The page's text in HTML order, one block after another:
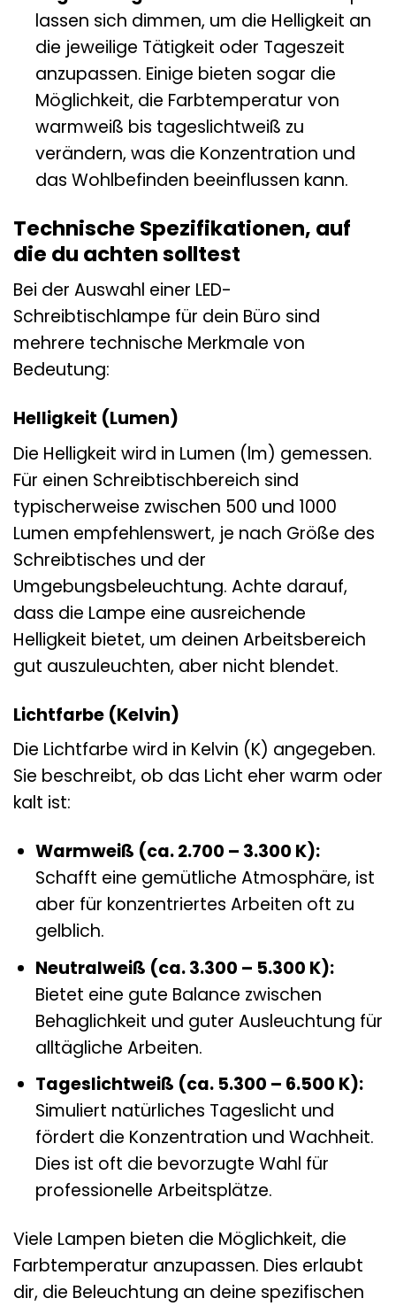
lassen sich dimmen, um die Helligkeit an
die jeweilige Tätigkeit oder Tageszeit
anzupassen. Einige bieten sogar die
Möglichkeit, die Farbtemperatur von
warmweiß bis tageslichtweiß zu
verändern, was die Konzentration und
das Wohlbefinden beeinflussen kann.
Technische Spezifikationen, auf
die du achten solltest
Bei der Auswahl einer LED-
Schreibtischlampe für dein Büro sind
mehrere technische Merkmale von
Bedeutung:
Helligkeit (Lumen)
Die Helligkeit wird in Lumen (lm) gemessen.
Für einen Schreibtischbereich sind
typischerweise zwischen 500 und 1000
Lumen empfehlenswert, je nach Größe des
Schreibtisches und der
Umgebungsbeleuchtung. Achte darauf,
dass die Lampe eine ausreichende
Helligkeit bietet, um deinen Arbeitsbereich
gut auszuleuchten, aber nicht blendet.
Lichtfarbe (Kelvin)
Die Lichtfarbe wird in Kelvin (K) angegeben.
Sie beschreibt, ob das Licht eher warm oder
kalt ist:
Warmweiß (ca. 2.700 – 3.300 K):
Schafft eine gemütliche Atmosphäre, ist
aber für konzentriertes Arbeiten oft zu
gelblich.
Neutralweiß (ca. 3.300 – 5.300 K):
Bietet eine gute Balance zwischen
Behaglichkeit und guter Ausleuchtung für
alltägliche Arbeiten.
Tageslichtweiß (ca. 5.300 – 6.500 K):
Simuliert natürliches Tageslicht und
fördert die Konzentration und Wachheit.
Dies ist oft die bevorzugte Wahl für
professionelle Arbeitsplätze.
Viele Lampen bieten die Möglichkeit, die
Farbtemperatur anzupassen. Dies erlaubt
dir, die Beleuchtung an deine spezifischen